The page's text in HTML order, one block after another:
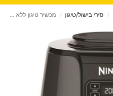
/ סירי בישול/טיגון / מכשיר טיגון ‏ללא שמן Ninja דגם AF143